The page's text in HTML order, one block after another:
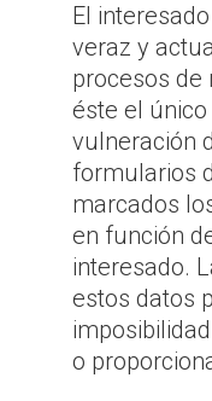
El
veraz y
procesos de
éste el
vulneración
formularios
marcados
en función
interesado.
estos datos
o